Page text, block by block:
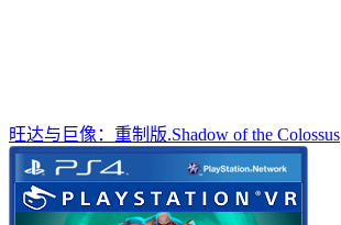
旺达与巨像：重制版.Shadow of the Colossus